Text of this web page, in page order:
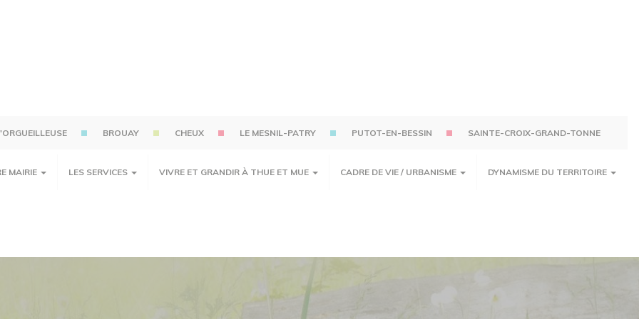
BROUAY CHEUX LE MESNIL-PATRY PUTOT-EN-BESSIN SAINTE-CROIX-GRAND-TONNE
MAIRIE LES SERVICES VIVRE ET GRANDIR À THUE ET MUE CADRE DE VIE / URBANISME DYNAMISME DU TERRITOIRE